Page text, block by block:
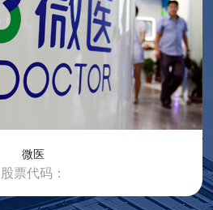
微医
股票代码：